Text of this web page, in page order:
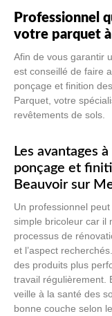
Professionnel
votre parquet
Afin de vous garantir
est conseillé de faire
ponçage et finition
Parquet, votre
revêtements de sols.
Les avantages
ponçage et
Beauvoir sur
Un professionnel
simple bricoleur car il
processus de
et l’aspect
des produits plus
travail régulièrement.
veille à la santé des
bonne couche selon